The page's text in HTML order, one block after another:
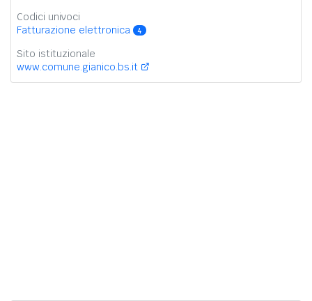
Codici univoci
Fatturazione elettronica
4
Sito istituzionale
www.comune.gianico.bs.it